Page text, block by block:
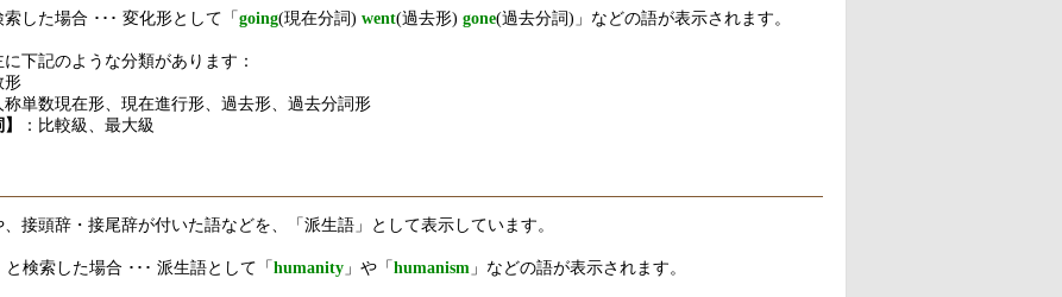
索した場合 ･･･ 変化形として「going(現在分詞) went(過去形) gone(過去分詞)」などの語が表示されます。
下記のような分類があります：
形
称単数現在形、現在進行形、過去形、過去分詞形
：比較級、最大級
接頭辞・接尾辞が付いた語などを、「派生語」として表示しています。
と検索した場合 ･･･ 派生語として「humanity 」や「humanism 」などの語が表示されます。